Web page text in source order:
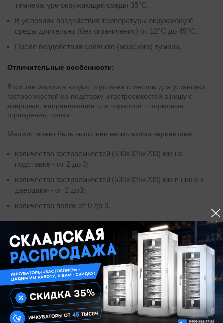
температуре окружающей среды 35°С.
В условиях воздействия температуры окружающей
среды длительно (без ограничения) от 12°С до 45°С.
После воздействия соляного (морского) тумана.
Отличительные особенности:
В состав мармита входит подставка с местом для установки
гастроемкостей на подставку и гастроемкостей в нишу с
дверцами, направляющие для подносов, штормовые
ограждения, полки.
Мармит может быть выполнен несколькими вариантами:
количество гастроемкостей (530х325х200) мм на
подставке - от 2 до 3;
количество гастроемкостей (530х325х200) мм в нише с
дверцами - от 2 до3;
количество полок от 0 до 3.
Замки, установленные на дверцах ниши, исключают
возможность выпадения гастроемкостей из ниши при наклонах
мармита на угол до 45º.
Система управления качеством